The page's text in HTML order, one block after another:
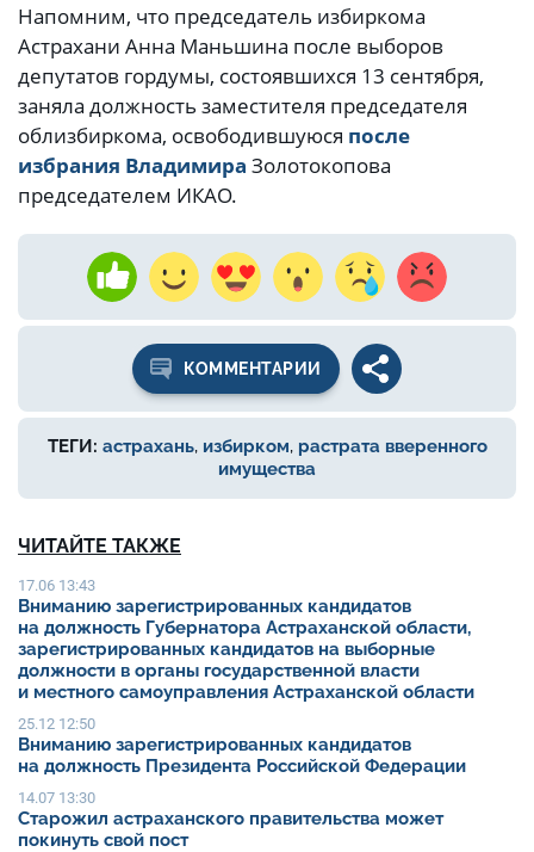
Напомним, что председатель избиркома
Астрахани Анна Маньшина после выборов
депутатов гордумы, состоявшихся 13 сентября,
заняла должность заместителя председателя
облизбиркома, освободившуюся после
избрания Владимира Золотокопова
председателем ИКАО.
КОММЕНТАРИИ
ТЕГИ: астрахань, избирком, растрата вверенного
имущества
ЧИТАЙТЕ ТАКЖЕ
17.06 13:43
Вниманию зарегистрированных кандидатов
на должность Губернатора Астраханской области,
зарегистрированных кандидатов на выборные
должности в органы государственной власти
и местного самоуправления Астраханской области
25.12 12:50
Вниманию зарегистрированных кандидатов
на должность Президента Российской Федерации
14.07 13:30
Старожил астраханского правительства может
покинуть свой пост